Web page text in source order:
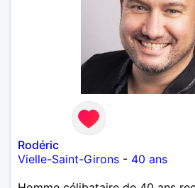
Rodéric
Vielle-Saint-Girons - 40 ans